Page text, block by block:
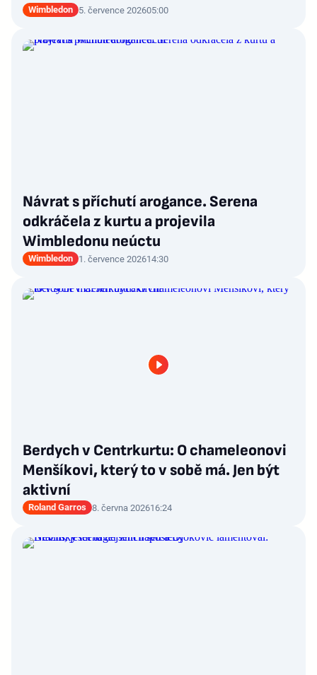
Wimbledon 5. července 202605:00
Návrat s příchutí arogance. Serena
odkráčela z kurtu a projevila
Wimbledonu neúctu
Wimbledon 1. července 202614:30
Berdych v Centrkurtu: O chameleonovi
Menšíkovi, který to v sobě má. Jen být
aktivní
Roland Garros 8. června 202616:24